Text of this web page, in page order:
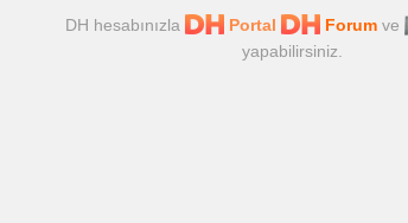
DH hesabınızla Portal Forumve
yapabilirsiniz.